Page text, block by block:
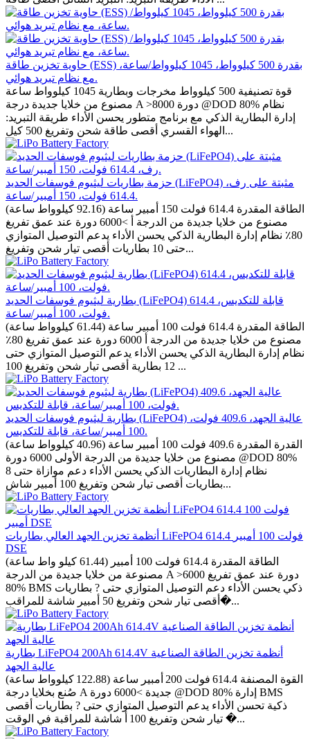
حاوية تخزين طاقة (ESS) بقدرة 500 كيلوواط، 1045 كيلوواط/ساعة،
مع نظام تبريد هوائي.
قوة تصنيفية 500 كيلوواط مخرجات وبطارية 1045 كيلوواط ساعة
مصنوع من خلايا جديدة درجة A >8000 دورة @DOD 80% نظام
إدارة البطارية الذكي مع برنامج متطور يحسن الأداء طريقة التبريد:
الهواء القسري أقصى طاقة شحن وتفريغ 500 كيل...
حزمة بطاريات ليثيوم فوسفات الحديد (LiFePO4) مثبتة على رف،
614.4 فولت، 150 أمبير/ساعة.
الطاقة المقدرة 614.4 فولت 150 أمبير ساعة (92.16 كيلوواط ساعة)
مصنوع من خلايا جديدة من الدرجة أ >6000 دورة عند عمق تفريغ
80٪ نظام إدارة البطارية الذكي يحسن الأداء يدعم التوصيل المتوازي
حتى 10 بطاريات أقصى تيار شحن وتفريغ...
بطارية ليثيوم فوسفات الحديد (LiFePO4) قابلة للتكديس، 614.4
فولت، 100 أمبير/ساعة.
الطاقة المقدرة 614.4 فولت 100 أمبير ساعة (61.44 كيلوواط ساعة)
مصنوع من خلايا جديدة من الدرجة أ 6000 دورة عند عمق تفريغ 80٪
نظام إدارة البطارية الذكي يحسن الأداء يدعم التوصيل المتوازي حتى
12 بطارية أقصى تيار شحن وتفريغ 100 ...
بطارية ليثيوم فوسفات الحديد (LiFePO4) عالية الجهد، 409.6 فولت،
100 أمبير/ساعة، قابلة للتكديس.
القدرة المقدرة 409.6 فولت 100 أمبير ساعة (40.96 كيلوواط ساعة)
مصنوع من خلايا جديدة من الدرجة الأولى 6000 دورة @DOD 80%
نظام إدارة البطاريات الذكي يحسن الأداء دعم موازاة حتى 8
بطاريات أقصى تيار شحن وتفريغ 100 أمبير شاش...
أنظمة تخزين الجهد العالي بطاريات LiFePO4 614.4 فولت 100 أمبير
DSE
الطاقة المقدرة 614.4 فولت 100 أمبير (61.44 كيلو واط ساعة)
مصنوعة من خلايا جديدة من الدرجة A >6000 دورة عند عمق تفريغ
80% BMS ذكي يحسن الأداء دعم التوصيل المتوازي حتى ? بطاريات
أقصى تيار شحن وتفريغ 50 أمبير شاشة للمراقب�...
بطارية LiFePO4 200Ah 614.4V أنظمة تخزين الطاقة الصناعية
عالية الجهد
القوة المصنفة 614.4 فولت 200 أمبير ساعة (122.88 كيلوواط ساعة)
صُنع بخلايا درجة A جديدة >6000 دورة @DOD 80% إدارة BMS
ذكية تحسن الأداء يدعم التوصيل المتوازي حتى ? بطاريات أقصى
تيار شحن وتفريغ 100 أ شاشة للمراقبة في الوقت �...